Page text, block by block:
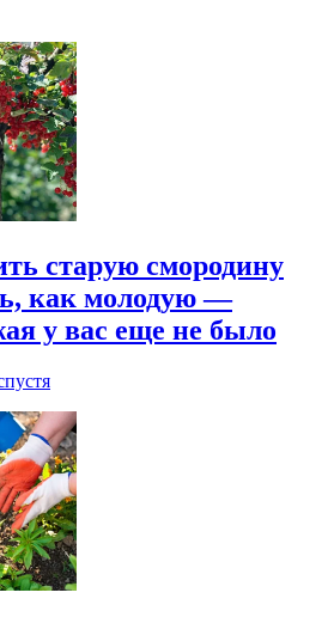
старую смородину
как молодую —
у вас еще не было